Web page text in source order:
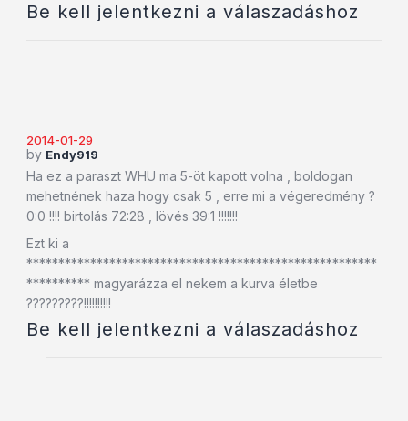
Be kell jelentkezni a válaszadáshoz
2014-01-29
by Endy919
Ha ez a paraszt WHU ma 5-öt kapott volna , boldogan
mehetnének haza hogy csak 5 , erre mi a végeredmény ?
0:0 !!!! birtolás 72:28 , lövés 39:1 !!!!!!!
Ezt ki a
*******************************************************
********** magyarázza el nekem a kurva életbe
?????????!!!!!!!!!!
Be kell jelentkezni a válaszadáshoz